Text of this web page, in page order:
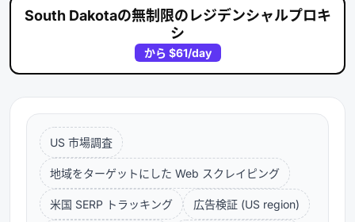
South Dakotaの無制限のレジデンシャルプロキ
シ
から $61/day
US 市場調査
地域をターゲットにした Web スクレイピング
米国 SERP トラッキング 広告検証 (US region)